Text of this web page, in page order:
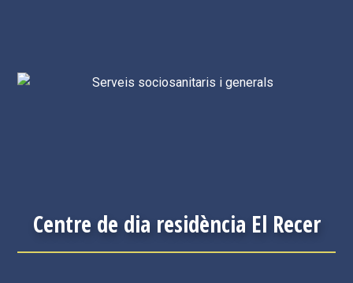
Centre de dia residència El Recer